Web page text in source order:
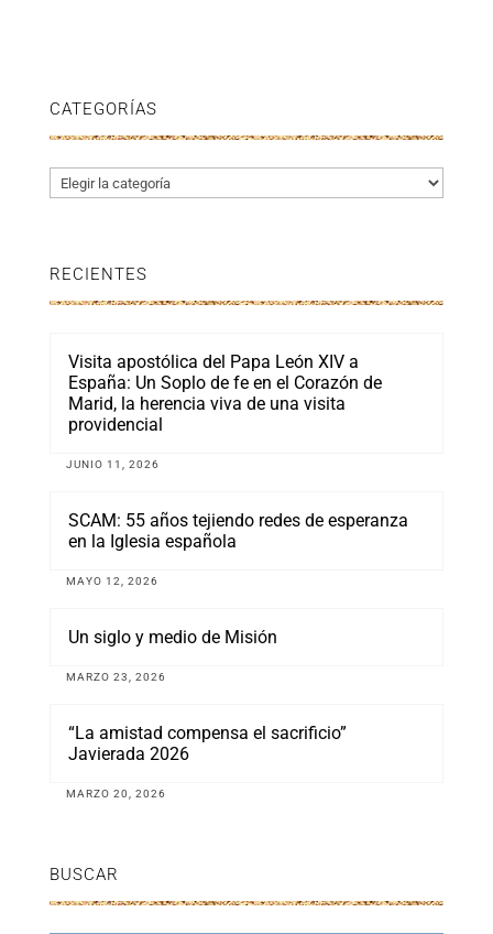
CATEGORÍAS
Categorías
RECIENTES
Visita apostólica del Papa León XIV a
España: Un Soplo de fe en el Corazón de
Marid, la herencia viva de una visita
providencial
JUNIO 11, 2026
SCAM: 55 años tejiendo redes de esperanza
en la Iglesia española
MAYO 12, 2026
Un siglo y medio de Misión
MARZO 23, 2026
“La amistad compensa el sacrificio”
Javierada 2026
MARZO 20, 2026
BUSCAR